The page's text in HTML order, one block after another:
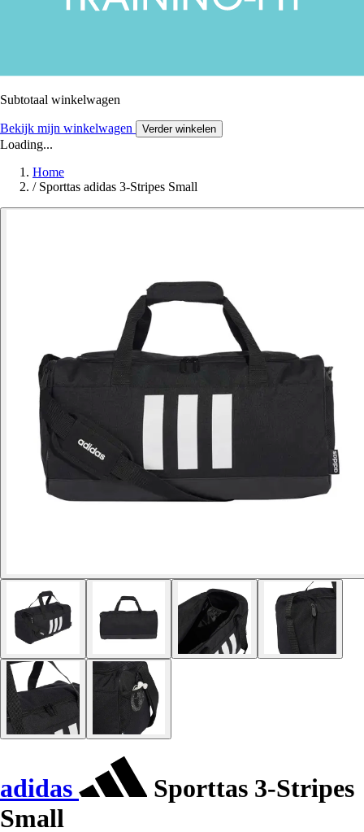
Subtotaal winkelwagen
Bekijk mijn winkelwagen Verder winkelen
Loading...
Home
/ Sporttas adidas 3-Stripes Small
adidas
Sporttas 3-Stripes
Small